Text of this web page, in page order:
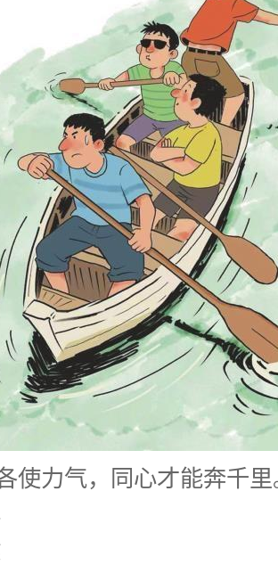
力气，同心才能奔千里